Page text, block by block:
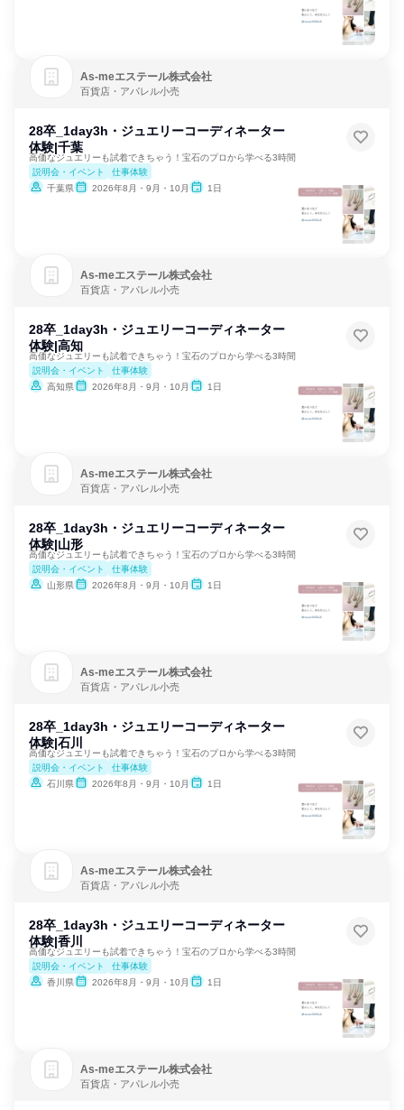
As‐meエステール株式会社
百貨店・アパレル小売
28卒_1day3h・ジュエリーコーディネーター
体験|千葉
高価なジュエリーも試着できちゃう！宝石のプロから学べる3時間
説明会・イベント
仕事体験
千葉県
2026年8月・9月・10月 1日
As‐meエステール株式会社
百貨店・アパレル小売
28卒_1day3h・ジュエリーコーディネーター
体験|高知
高価なジュエリーも試着できちゃう！宝石のプロから学べる3時間
説明会・イベント
仕事体験
高知県
2026年8月・9月・10月 1日
As‐meエステール株式会社
百貨店・アパレル小売
28卒_1day3h・ジュエリーコーディネーター
体験|山形
高価なジュエリーも試着できちゃう！宝石のプロから学べる3時間
説明会・イベント
仕事体験
山形県
2026年8月・9月・10月 1日
As‐meエステール株式会社
百貨店・アパレル小売
28卒_1day3h・ジュエリーコーディネーター
体験|石川
高価なジュエリーも試着できちゃう！宝石のプロから学べる3時間
説明会・イベント
仕事体験
石川県
2026年8月・9月・10月 1日
As‐meエステール株式会社
百貨店・アパレル小売
28卒_1day3h・ジュエリーコーディネーター
体験|香川
高価なジュエリーも試着できちゃう！宝石のプロから学べる3時間
説明会・イベント
仕事体験
香川県
2026年8月・9月・10月 1日
As‐meエステール株式会社
百貨店・アパレル小売